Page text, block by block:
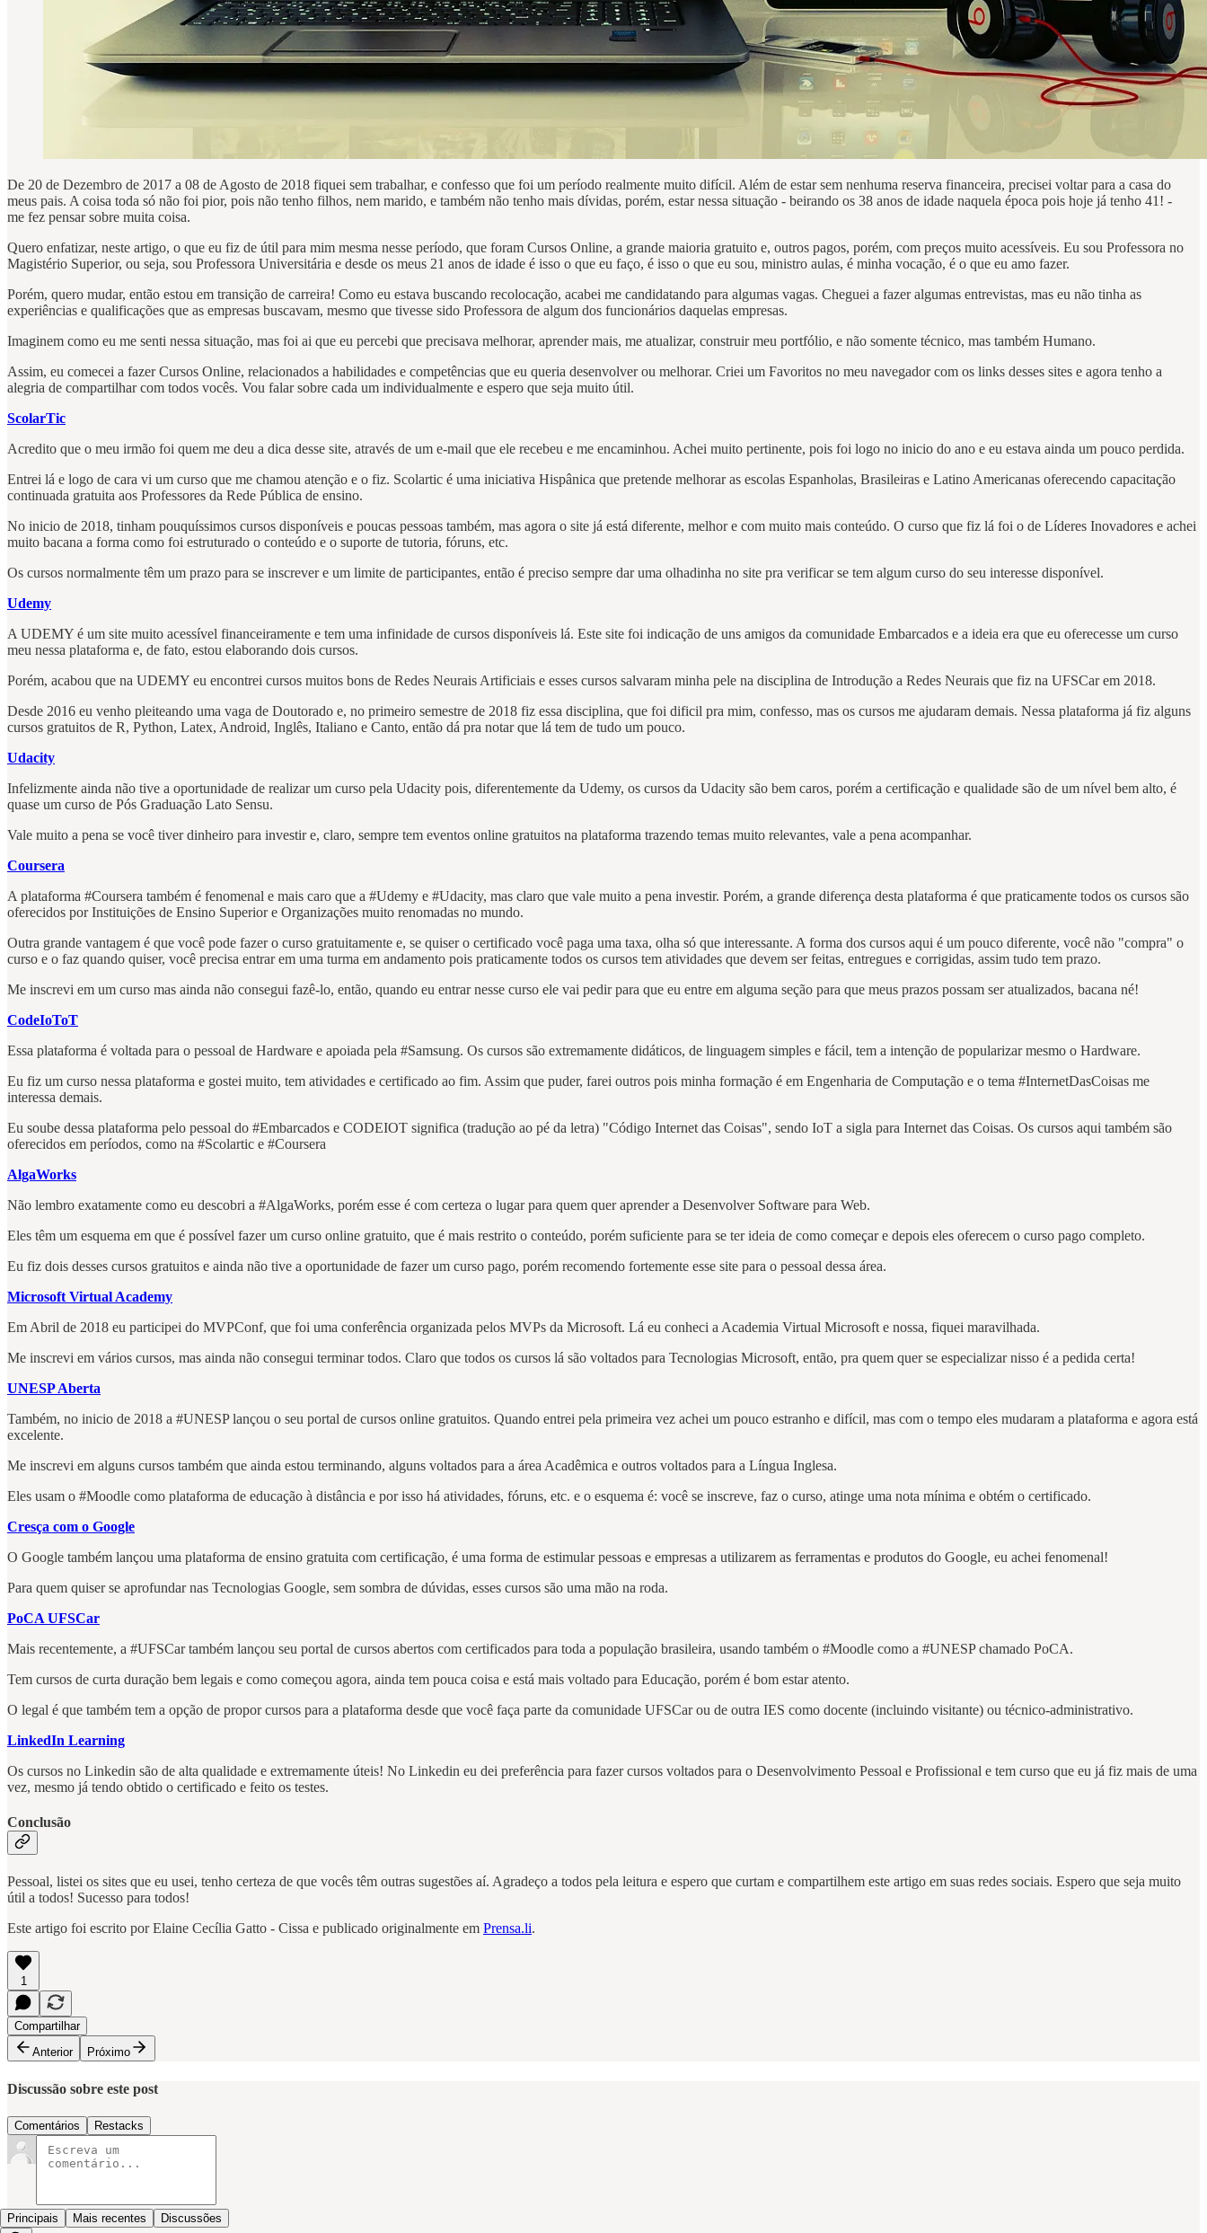
De 20 de Dezembro de 2017 a 08 de Agosto de 2018 fiquei sem trabalhar, e confesso que foi um período realmente muito difícil. Além de estar sem nenhuma reserva financeira, precisei voltar para a casa do
meus pais. A coisa toda só não foi pior, pois não tenho filhos, nem marido, e também não tenho mais dívidas, porém, estar nessa situação - beirando os 38 anos de idade naquela época pois hoje já tenho 41! -
me fez pensar sobre muita coisa.
Quero enfatizar, neste artigo, o que eu fiz de útil para mim mesma nesse período, que foram Cursos Online, a grande maioria gratuito e, outros pagos, porém, com preços muito acessíveis. Eu sou Professora no
Magistério Superior, ou seja, sou Professora Universitária e desde os meus 21 anos de idade é isso o que eu faço, é isso o que eu sou, ministro aulas, é minha vocação, é o que eu amo fazer.
Porém, quero mudar, então estou em transição de carreira! Como eu estava buscando recolocação, acabei me candidatando para algumas vagas. Cheguei a fazer algumas entrevistas, mas eu não tinha as
experiências e qualificações que as empresas buscavam, mesmo que tivesse sido Professora de algum dos funcionários daquelas empresas.
Imaginem como eu me senti nessa situação, mas foi ai que eu percebi que precisava melhorar, aprender mais, me atualizar, construir meu portfólio, e não somente técnico, mas também Humano.
Assim, eu comecei a fazer Cursos Online, relacionados a habilidades e competências que eu queria desenvolver ou melhorar. Criei um Favoritos no meu navegador com os links desses sites e agora tenho a
alegria de compartilhar com todos vocês. Vou falar sobre cada um individualmente e espero que seja muito útil.
ScolarTic
Acredito que o meu irmão foi quem me deu a dica desse site, através de um e-mail que ele recebeu e me encaminhou. Achei muito pertinente, pois foi logo no inicio do ano e eu estava ainda um pouco perdida.
Entrei lá e logo de cara vi um curso que me chamou atenção e o fiz. Scolartic é uma iniciativa Hispânica que pretende melhorar as escolas Espanholas, Brasileiras e Latino Americanas oferecendo capacitação
continuada gratuita aos Professores da Rede Pública de ensino.
No inicio de 2018, tinham pouquíssimos cursos disponíveis e poucas pessoas também, mas agora o site já está diferente, melhor e com muito mais conteúdo. O curso que fiz lá foi o de Líderes Inovadores e achei
muito bacana a forma como foi estruturado o conteúdo e o suporte de tutoria, fóruns, etc.
Os cursos normalmente têm um prazo para se inscrever e um limite de participantes, então é preciso sempre dar uma olhadinha no site pra verificar se tem algum curso do seu interesse disponível.
Udemy
A UDEMY é um site muito acessível financeiramente e tem uma infinidade de cursos disponíveis lá. Este site foi indicação de uns amigos da comunidade Embarcados e a ideia era que eu oferecesse um curso
meu nessa plataforma e, de fato, estou elaborando dois cursos.
Porém, acabou que na UDEMY eu encontrei cursos muitos bons de Redes Neurais Artificiais e esses cursos salvaram minha pele na disciplina de Introdução a Redes Neurais que fiz na UFSCar em 2018.
Desde 2016 eu venho pleiteando uma vaga de Doutorado e, no primeiro semestre de 2018 fiz essa disciplina, que foi dificil pra mim, confesso, mas os cursos me ajudaram demais. Nessa plataforma já fiz alguns
cursos gratuitos de R, Python, Latex, Android, Inglês, Italiano e Canto, então dá pra notar que lá tem de tudo um pouco.
Udacity
Infelizmente ainda não tive a oportunidade de realizar um curso pela Udacity pois, diferentemente da Udemy, os cursos da Udacity são bem caros, porém a certificação e qualidade são de um nível bem alto, é
quase um curso de Pós Graduação Lato Sensu.
Vale muito a pena se você tiver dinheiro para investir e, claro, sempre tem eventos online gratuitos na plataforma trazendo temas muito relevantes, vale a pena acompanhar.
Coursera
A plataforma #Coursera também é fenomenal e mais caro que a #Udemy e #Udacity, mas claro que vale muito a pena investir. Porém, a grande diferença desta plataforma é que praticamente todos os cursos são
oferecidos por Instituições de Ensino Superior e Organizações muito renomadas no mundo.
Outra grande vantagem é que você pode fazer o curso gratuitamente e, se quiser o certificado você paga uma taxa, olha só que interessante. A forma dos cursos aqui é um pouco diferente, você não "compra" o
curso e o faz quando quiser, você precisa entrar em uma turma em andamento pois praticamente todos os cursos tem atividades que devem ser feitas, entregues e corrigidas, assim tudo tem prazo.
Me inscrevi em um curso mas ainda não consegui fazê-lo, então, quando eu entrar nesse curso ele vai pedir para que eu entre em alguma seção para que meus prazos possam ser atualizados, bacana né!
CodeIoToT
Essa plataforma é voltada para o pessoal de Hardware e apoiada pela #Samsung. Os cursos são extremamente didáticos, de linguagem simples e fácil, tem a intenção de popularizar mesmo o Hardware.
Eu fiz um curso nessa plataforma e gostei muito, tem atividades e certificado ao fim. Assim que puder, farei outros pois minha formação é em Engenharia de Computação e o tema #InternetDasCoisas me
interessa demais.
Eu soube dessa plataforma pelo pessoal do #Embarcados e CODEIOT significa (tradução ao pé da letra) "Código Internet das Coisas", sendo IoT a sigla para Internet das Coisas. Os cursos aqui também são
oferecidos em períodos, como na #Scolartic e #Coursera
AlgaWorks
Não lembro exatamente como eu descobri a #AlgaWorks, porém esse é com certeza o lugar para quem quer aprender a Desenvolver Software para Web.
Eles têm um esquema em que é possível fazer um curso online gratuito, que é mais restrito o conteúdo, porém suficiente para se ter ideia de como começar e depois eles oferecem o curso pago completo.
Eu fiz dois desses cursos gratuitos e ainda não tive a oportunidade de fazer um curso pago, porém recomendo fortemente esse site para o pessoal dessa área.
Microsoft Virtual Academy
Em Abril de 2018 eu participei do MVPConf, que foi uma conferência organizada pelos MVPs da Microsoft. Lá eu conheci a Academia Virtual Microsoft e nossa, fiquei maravilhada.
Me inscrevi em vários cursos, mas ainda não consegui terminar todos. Claro que todos os cursos lá são voltados para Tecnologias Microsoft, então, pra quem quer se especializar nisso é a pedida certa!
UNESP Aberta
Também, no inicio de 2018 a #UNESP lançou o seu portal de cursos online gratuitos. Quando entrei pela primeira vez achei um pouco estranho e difícil, mas com o tempo eles mudaram a plataforma e agora está
excelente.
Me inscrevi em alguns cursos também que ainda estou terminando, alguns voltados para a área Acadêmica e outros voltados para a Língua Inglesa.
Eles usam o #Moodle como plataforma de educação à distância e por isso há atividades, fóruns, etc. e o esquema é: você se inscreve, faz o curso, atinge uma nota mínima e obtém o certificado.
Cresça com o Google
O Google também lançou uma plataforma de ensino gratuita com certificação, é uma forma de estimular pessoas e empresas a utilizarem as ferramentas e produtos do Google, eu achei fenomenal!
Para quem quiser se aprofundar nas Tecnologias Google, sem sombra de dúvidas, esses cursos são uma mão na roda.
PoCA UFSCar
Mais recentemente, a #UFSCar também lançou seu portal de cursos abertos com certificados para toda a população brasileira, usando também o #Moodle como a #UNESP chamado PoCA.
Tem cursos de curta duração bem legais e como começou agora, ainda tem pouca coisa e está mais voltado para Educação, porém é bom estar atento.
O legal é que também tem a opção de propor cursos para a plataforma desde que você faça parte da comunidade UFSCar ou de outra IES como docente (incluindo visitante) ou técnico‐administrativo.
LinkedIn Learning
Os cursos no Linkedin são de alta qualidade e extremamente úteis! No Linkedin eu dei preferência para fazer cursos voltados para o Desenvolvimento Pessoal e Profissional e tem curso que eu já fiz mais de uma
vez, mesmo já tendo obtido o certificado e feito os testes.
Conclusão
Pessoal, listei os sites que eu usei, tenho certeza de que vocês têm outras sugestões aí. Agradeço a todos pela leitura e espero que curtam e compartilhem este artigo em suas redes sociais. Espero que seja muito
útil a todos! Sucesso para todos!
Este artigo foi escrito por Elaine Cecília Gatto - Cissa e publicado originalmente em Prensa.li.
1
Compartilhar
Anterior
Próximo
Discussão sobre este post
Comentários Restacks
Principais Mais recentes Discussões